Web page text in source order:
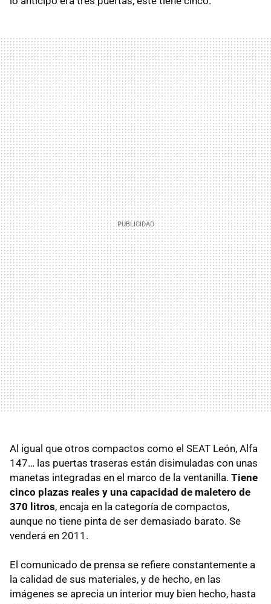
Al igual que otros compactos como el SEAT León, Alfa
147… las puertas traseras están disimuladas con unas
manetas integradas en el marco de la ventanilla. Tiene
cinco plazas reales y una capacidad de maletero de
370 litros, encaja en la categoría de compactos,
aunque no tiene pinta de ser demasiado barato. Se
venderá en 2011.
El comunicado de prensa se refiere constantemente a
la calidad de sus materiales, y de hecho, en las
imágenes se aprecia un interior muy bien hecho, hasta